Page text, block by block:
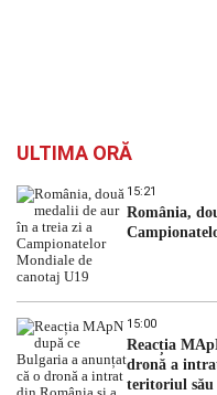
ULTIMA ORĂ
15:21
România,
15:00
Reacția
dronă a
teritoriul său